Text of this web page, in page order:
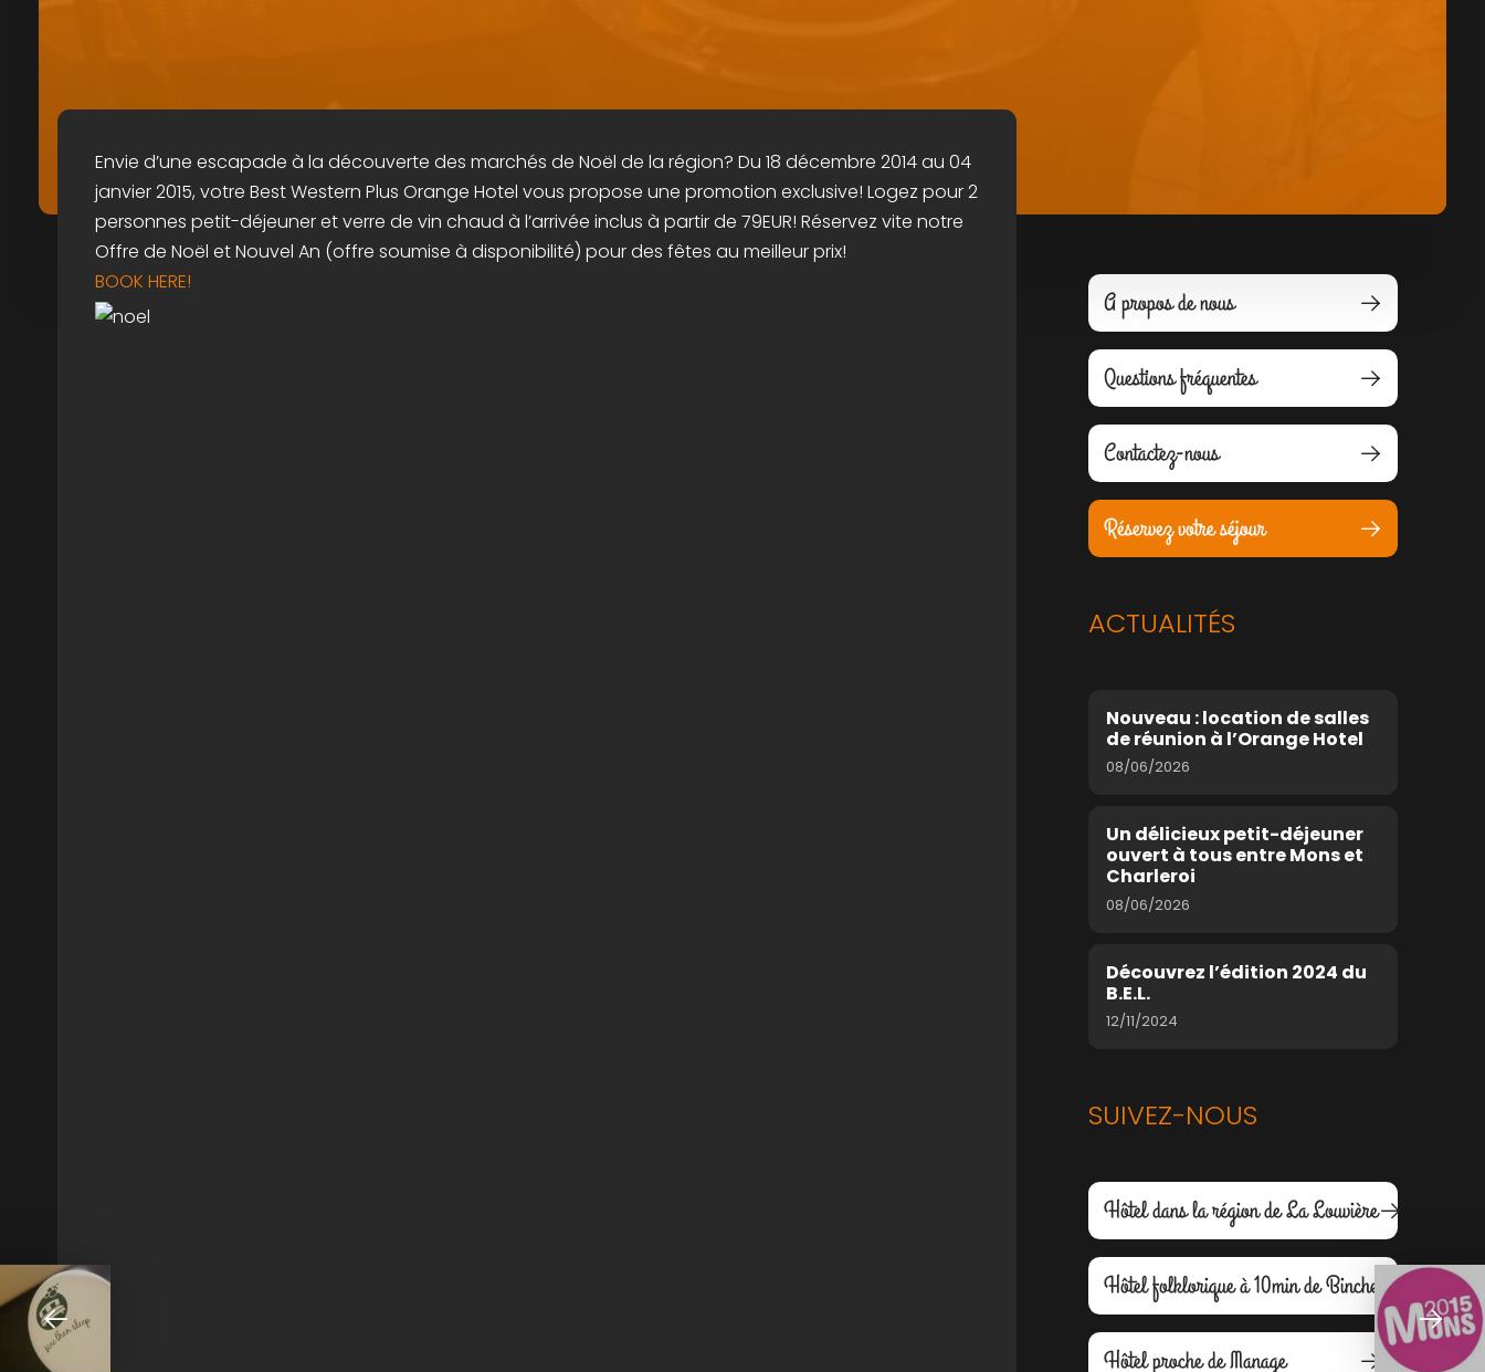
Envie d’une escapade à la découverte des marchés de Noël de la région? Du 18 décembre 2014 au 04
janvier 2015, votre Best Western Plus Orange Hotel vous propose une promotion exclusive! Logez pour 2
personnes petit-déjeuner et verre de vin chaud à l’arrivée inclus à partir de 79EUR! Réservez vite notre
Offre de Noël et Nouvel An (offre soumise à disponibilité) pour des fêtes au meilleur prix!
BOOK HERE!
A propos de nous
Questions fréquentes
Contactez-nous
Réservez votre séjour
ACTUALITÉS
Nouveau : location de salles
de réunion à l’Orange Hotel
08/06/2026
Un délicieux petit-déjeuner
ouvert à tous entre Mons et
Charleroi
08/06/2026
Découvrez l’édition 2024 du
B.E.L.
12/11/2024
SUIVEZ-NOUS
Hôtel dans la région de La Louvière
Hôtel folklorique à 10min de Binche
Hôtel proche de Manage